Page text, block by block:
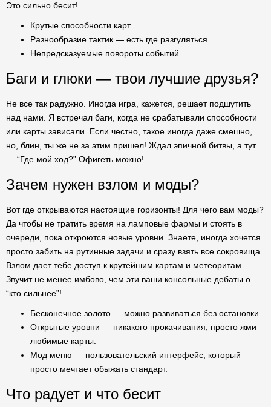
Это сильно бесит!
Крутые способности карт.
Разнообразие тактик — есть где разгуляться.
Непредсказуемые повороты событий.
Баги и глюки — твои лучшие друзья?
Не все так радужно. Иногда игра, кажется, решает подшутить
над нами. Я встречал баги, когда не срабатывали способности
или карты зависали. Если честно, такое иногда даже смешно,
но, блин, ты же не за этим пришел! Ждал эпичной битвы, а тут
— “Где мой ход?” Офигеть можно!
Зачем нужен взлом и моды?
Вот где открываются настоящие горизонты! Для чего вам моды?
Да чтобы не тратить время на ламповые фармы и стоять в
очереди, пока откроются новые уровни. Знаете, иногда хочется
просто забить на рутинные задачи и сразу взять все сокровища.
Взлом дает тебе доступ к крутейшим картам и метеоритам.
Звучит не менее имбово, чем эти ваши консольные дебаты о
“кто сильнее”!
Бесконечное золото — можно развиваться без остановки.
Открытые уровни — никакого прокачивания, просто жми
любимые карты.
Мод меню — пользовательский интерфейс, который
просто мечтает обыжать стандарт.
Что радует и что бесит